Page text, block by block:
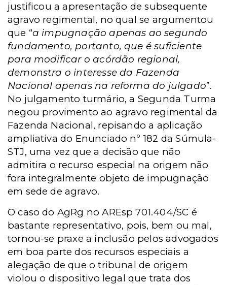
justificou a apresentação de subsequente
agravo regimental, no qual se argumentou
que “a impugnação apenas ao segundo
fundamento, portanto, que é suficiente
para modificar o acórdão regional,
demonstra o interesse da Fazenda
Nacional apenas na reforma do julgado”.
No julgamento turmário, a Segunda Turma
negou provimento ao agravo regimental da
Fazenda Nacional, repisando a aplicação
ampliativa do Enunciado nº 182 da Súmula-
STJ, uma vez que a decisão que não
admitira o recurso especial na origem não
fora integralmente objeto de impugnação
em sede de agravo.
O caso do AgRg no AREsp 701.404/SC é
bastante representativo, pois, bem ou mal,
tornou-se praxe a inclusão pelos advogados
em boa parte dos recursos especiais a
alegação de que o tribunal de origem
violou o dispositivo legal que trata dos